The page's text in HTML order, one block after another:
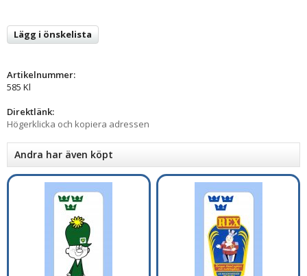
Lägg i önskelista
Artikelnummer:
585 Kl
Direktlänk:
Högerklicka och kopiera adressen
Andra har även köpt